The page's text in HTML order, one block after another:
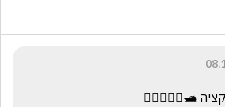
🛥️👮🏻‍♂️☝🏻